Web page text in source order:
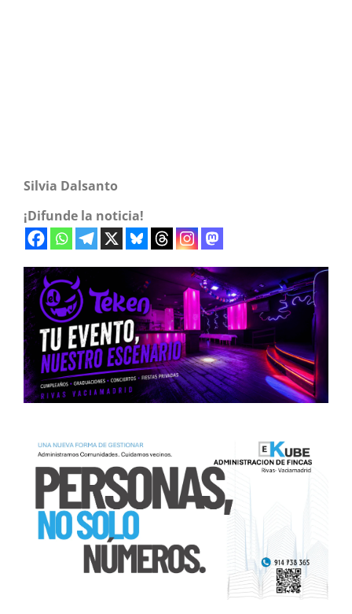
Silvia Dalsanto
¡Difunde la noticia!